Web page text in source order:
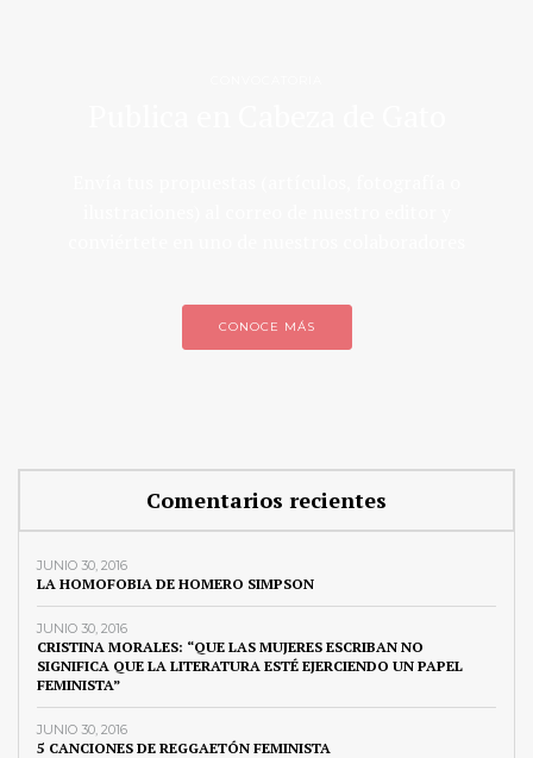
CONOCE MÁS
Comentarios recientes
JUNIO 30, 2016
LA HOMOFOBIA DE HOMERO SIMPSON
JUNIO 30, 2016
CRISTINA MORALES: “QUE LAS MUJERES ESCRIBAN NO
SIGNIFICA QUE LA LITERATURA ESTÉ EJERCIENDO UN PAPEL
FEMINISTA”
JUNIO 30, 2016
5 CANCIONES DE REGGAETÓN FEMINISTA